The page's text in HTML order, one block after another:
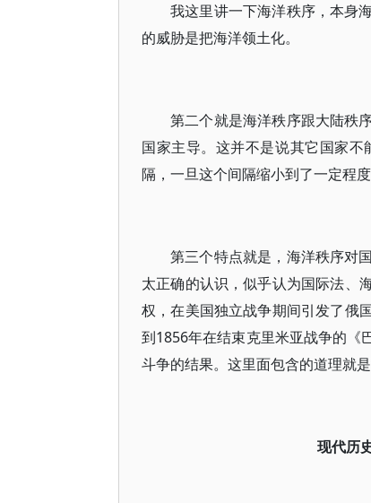
我这里讲一下海洋秩序，本身
的威胁是把海洋领土化。
第二个就是海洋秩序跟大陆秩
国家主导。这并不是说其它国家
隔，一旦这个间隔缩小到了一定程
第三个特点就是，海洋秩序对
太正确的认识，似乎认为国际法、
权，在美国独立战争期间引发了俄
到1856年在结束克里米亚战争的《
斗争的结果。这里面包含的道理就
现代历